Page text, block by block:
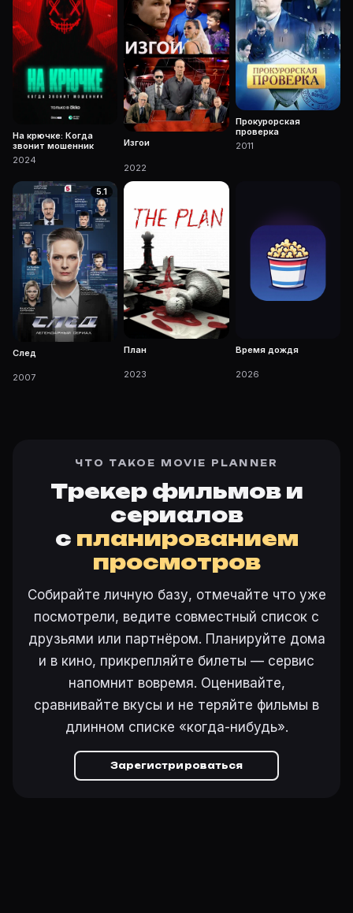
На крючке: Когда
звонит мошенник
2024
Изгои
2022
Прокурорская
проверка
2011
5.1
След
2007
План
2023
Время дождя
2026
ЧТО ТАКОЕ MOVIE PLANNER
Трекер фильмов и
сериалов
с планированием
просмотров
Собирайте личную базу, отмечайте что уже
посмотрели, ведите совместный список с
друзьями или партнёром. Планируйте дома
и в кино, прикрепляйте билеты — сервис
напомнит вовремя. Оценивайте,
сравнивайте вкусы и не теряйте фильмы в
длинном списке «когда-нибудь».
Зарегистрироваться